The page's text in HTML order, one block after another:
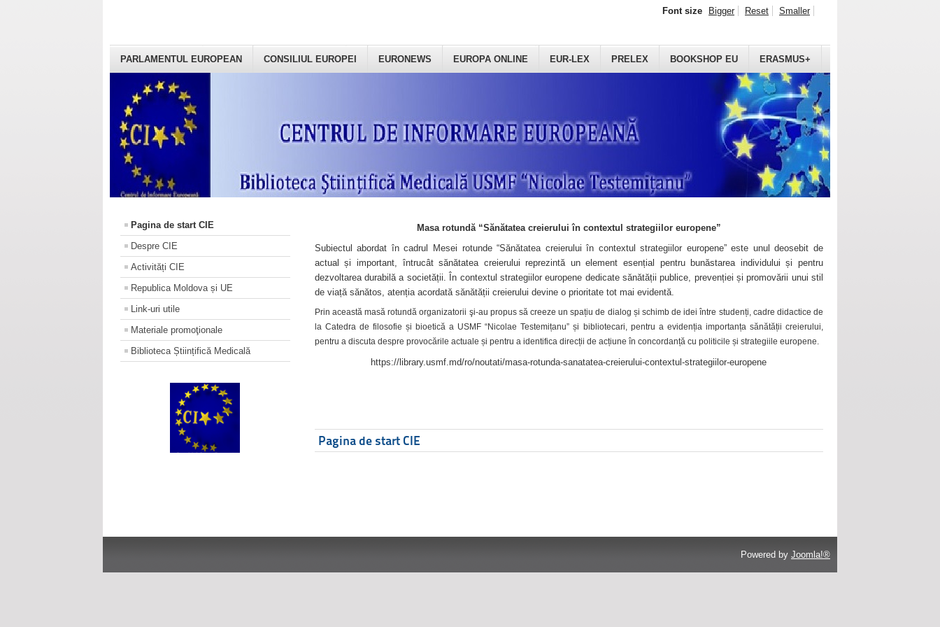
PARLAMENTUL EUROPEAN CONSILIUL EUROPEI EURONEWS EUROPA ONLINE EUR-LEX PRELEX BOOKSHOP EU ERASMUS+
Font size Bigger Reset Smaller
Pagina de start CIE
Despre CIE
Activități CIE
Republica Moldova și UE
Link-uri utile
Materiale promoţionale
Biblioteca Științifică Medicală
Masa rotundă “Sănătatea creierului în contextul strategiilor europene”
Subiectul abordat în cadrul Mesei rotunde “Sănătatea creierului în contextul strategiilor europene” este unul deosebit de
actual și important, întrucât sănătatea creierului reprezintă un element esențial pentru bunăstarea individului și pentru
dezvoltarea durabilă a societății. În contextul strategiilor europene dedicate sănătății publice, prevenției și promovării unui stil
de viață sănătos, atenția acordată sănătății creierului devine o prioritate tot mai evidentă.
Prin această masă rotundă organizatorii şi-au propus să creeze un spațiu de dialog și schimb de idei între studenți, cadre didactice de
la Catedra de filosofie și bioetică a USMF “Nicolae Testemițanu” și bibliotecari, pentru a evidenția importanța sănătății creierului,
pentru a discuta despre provocările actuale și pentru a identifica direcții de acțiune în concordanță cu politicile și strategiile europene.
https://library.usmf.md/ro/noutati/masa-rotunda-sanatatea-creierului-contextul-strategiilor-europene
Pagina de start CIE
Powered by Joomla!®